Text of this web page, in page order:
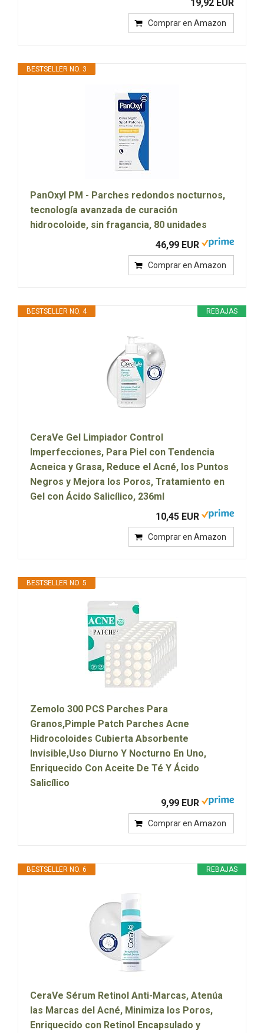
19,92 EUR
Comprar en Amazon
BESTSELLER NO. 3
PanOxyl PM - Parches redondos nocturnos,
tecnología avanzada de curación
hidrocoloide, sin fragancia, 80 unidades
46,99 EUR
Comprar en Amazon
REBAJAS
BESTSELLER NO. 4
CeraVe Gel Limpiador Control
Imperfecciones, Para Piel con Tendencia
Acneica y Grasa, Reduce el Acné, los Puntos
Negros y Mejora los Poros, Tratamiento en
Gel con Ácido Salicílico, 236ml
10,45 EUR
Comprar en Amazon
BESTSELLER NO. 5
Zemolo 300 PCS Parches Para
Granos,Pimple Patch Parches Acne
Hidrocoloides Cubierta Absorbente
Invisible,Uso Diurno Y Nocturno En Uno,
Enriquecido Con Aceite De Té Y Ácido
Salicílico
9,99 EUR
Comprar en Amazon
REBAJAS
BESTSELLER NO. 6
CeraVe Sérum Retinol Anti-Marcas, Atenúa
las Marcas del Acné, Minimiza los Poros,
Enriquecido con Retinol Encapsulado y